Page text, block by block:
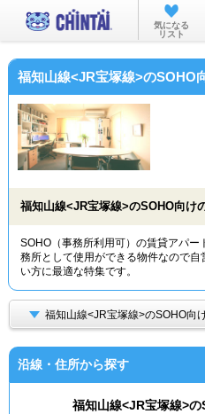
お部屋
沿
物
気になる
リスト
福知山線<JR宝塚線>のSOHO
福知山線<JR宝塚線>のSOHO向け
SOHO（事務所利用可）の賃貸アパ
務所として使用ができる物件なので
い方に最適な特集です。
福知山線<JR宝塚線>のSOHO向
沿線・住所から探す
福知山線<JR宝塚線>